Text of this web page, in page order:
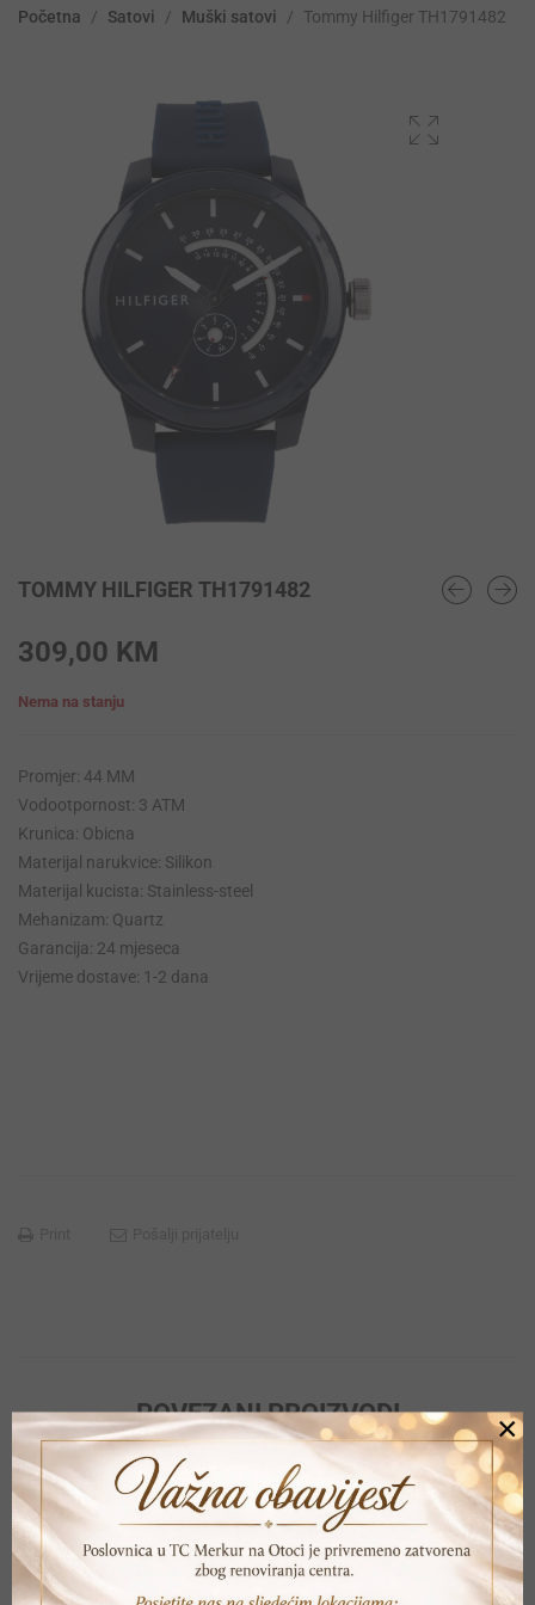
Početna / Satovi / Muški satovi / Tommy Hilfiger TH1791482
TOMMY HILFIGER TH1791482
309,00 KM
Nema na stanju
Promjer: 44 MM
Vodootpornost: 3 ATM
Krunica: Obicna
Materijal narukvice: Silikon
Materijal kucista: Stainless-steel
Mehanizam: Quartz
Garancija: 24 mjeseca
Vrijeme dostave: 1-2 dana
POVEZANI PROIZVODI ×